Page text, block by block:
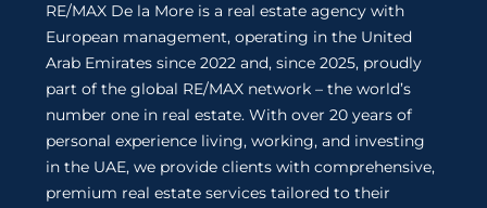
RE/MAX De la More is a real estate agency with
European management, operating in the United
Arab Emirates since 2022 and, since 2025, proudly
part of the global RE/MAX network – the world’s
number one in real estate. With over 20 years of
personal experience living, working, and investing
in the UAE, we provide clients with comprehensive,
premium real estate services tailored to their